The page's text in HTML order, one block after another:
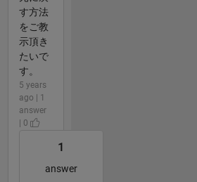
す方法
をご教
示頂き
たいで
す。
5 years
ago | 1
answer
| 0
1
answer